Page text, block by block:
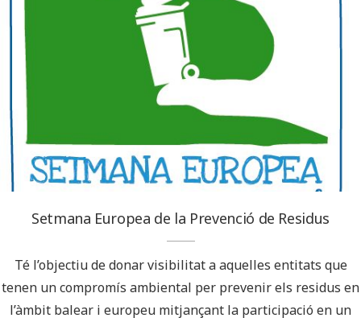
Setmana Europea de la Prevenció de Residus
Té l’objectiu de donar visibilitat a aquelles entitats que
tenen un compromís ambiental per prevenir els residus en
l’àmbit balear i europeu mitjançant la participació en un